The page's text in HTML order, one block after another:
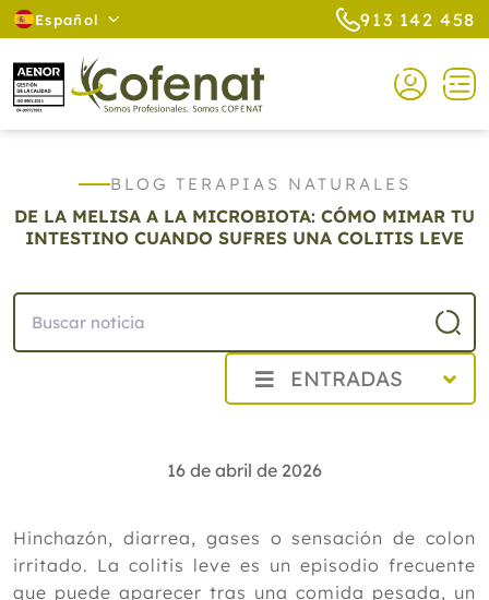
Español 913 142 458
BLOG TERAPIAS NATURALES
DE LA MELISA A LA MICROBIOTA: CÓMO MIMAR TU
INTESTINO CUANDO SUFRES UNA COLITIS LEVE
ENTRADAS
Julio
Mayo
Abril
Cofenat responde a la OMC: “El
16 de abril de 2026
Hinchazón, diarrea, gases o sensación de colon
irritado. La colitis leve es un episodio frecuente
que puede aparecer tras una comida pesada, un